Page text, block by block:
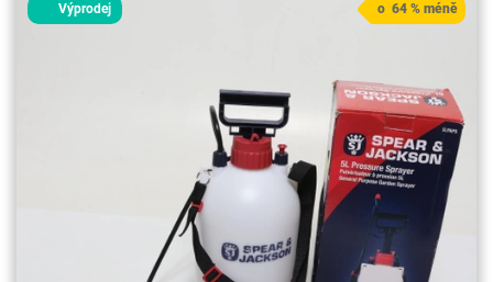
Výprodej o 64 % méně